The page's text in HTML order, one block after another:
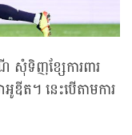
សុំទិញខ្សែការពារ
ឌីត។ នេះបើតាមការ